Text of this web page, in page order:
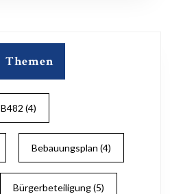
Themen
B482 (4)
Bebauungsplan (4)
Bürgerbeteiligung(5)